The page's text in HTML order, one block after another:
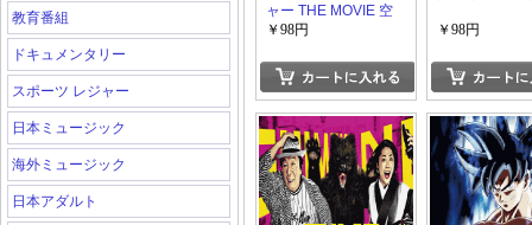
教育番組
ドキュメンタリー
スポーツ レジャー
日本ミュージック
海外ミュージック
日本アダルト
ャー THE MOVIE 空
飛ぶ幽霊船
￥98円 ￥98円